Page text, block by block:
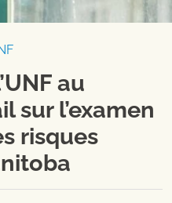
au
sur l’examen
risques